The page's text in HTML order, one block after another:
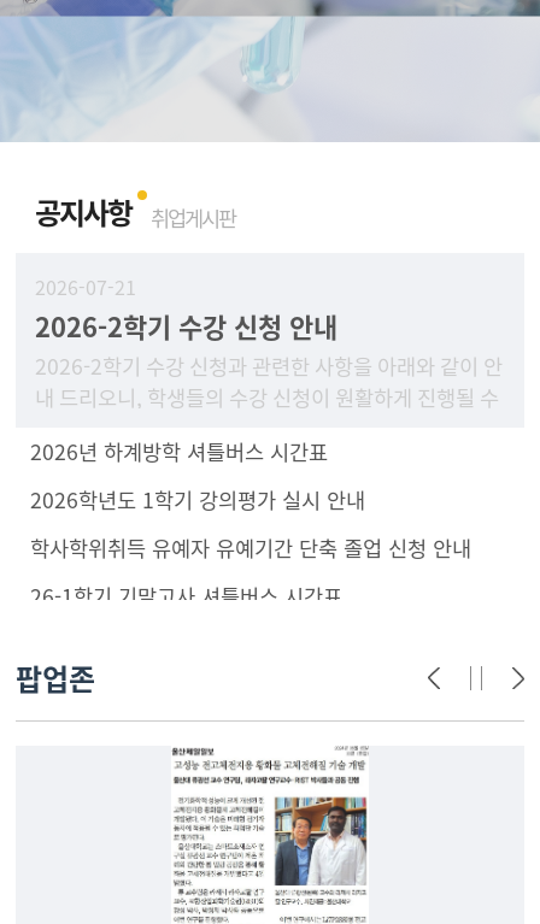
공지사항 취업게시판
2026-07-21
2026-2학기 수강 신청 안내
2026-2학기 수강 신청과 관련한 사항을 아래와 같이 안
내 드리오니, 학생들의 수강 신청이 원활하게 진행될 수
주시기 바랍니
2026년 하계방학 셔틀버스 시간표
2026학년도 1학기 강의평가 실시 안내
학사학위취득 유예자 유예기간 단축 졸업 신청 안내
26-1학기 기말고사 셔틀버스 시간표
팝업존